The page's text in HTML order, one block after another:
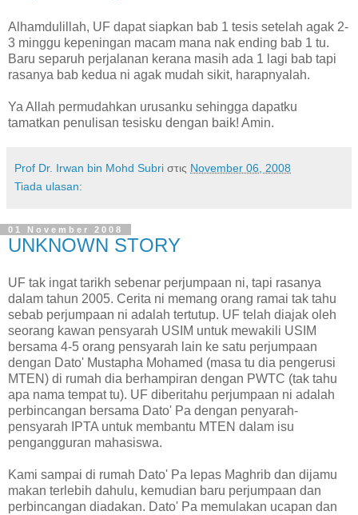
Alhamdulillah, UF dapat siapkan bab 1 tesis setelah agak 2-
3 minggu kepeningan macam mana nak ending bab 1 tu.
Baru separuh perjalanan kerana masih ada 1 lagi bab tapi
rasanya bab kedua ni agak mudah sikit, harapnyalah.
Ya Allah permudahkan urusanku sehingga dapatku
tamatkan penulisan tesisku dengan baik! Amin.
Prof Dr. Irwan bin Mohd Subri στις November 06, 2008
Tiada ulasan:
01 November 2008
UNKNOWN STORY
UF tak ingat tarikh sebenar perjumpaan ni, tapi rasanya
dalam tahun 2005. Cerita ni memang orang ramai tak tahu
sebab perjumpaan ni adalah tertutup. UF telah diajak oleh
seorang kawan pensyarah USIM untuk mewakili USIM
bersama 4-5 orang pensyarah lain ke satu perjumpaan
dengan Dato' Mustapha Mohamed (masa tu dia pengerusi
MTEN) di rumah dia berhampiran dengan PWTC (tak tahu
apa nama tempat tu). UF diberitahu perjumpaan ni adalah
perbincangan bersama Dato' Pa dengan penyarah-
pensyarah IPTA untuk membantu MTEN dalam isu
pengangguran mahasiswa.
Kami sampai di rumah Dato' Pa lepas Maghrib dan dijamu
makan terlebih dahulu, kemudian baru perjumpaan dan
perbincangan diadakan. Dato' Pa memulakan ucapan dan